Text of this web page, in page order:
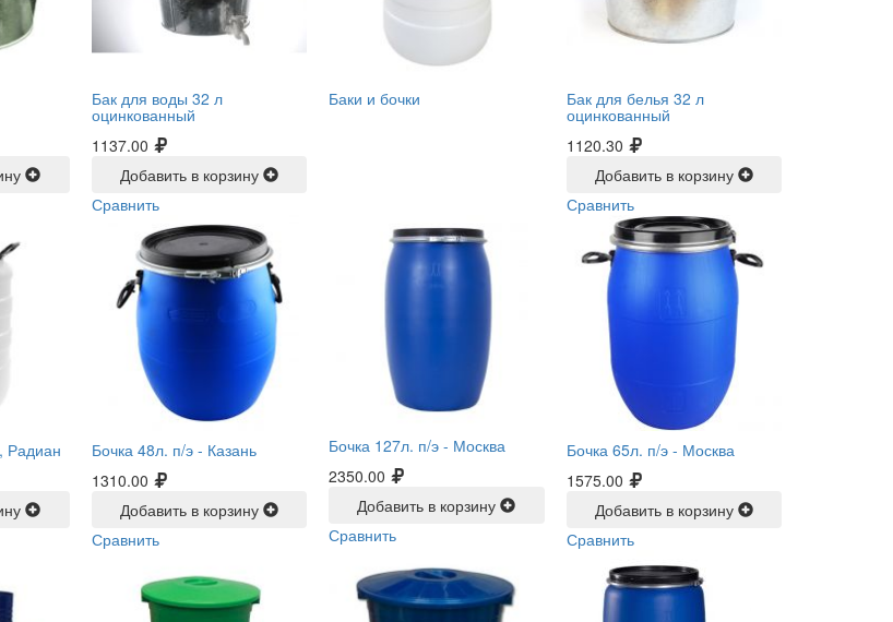
Бак для воды 32 л
оцинкованный
1137.00
Добавить в корзину
Сравнить
Баки и бочки Бак для белья 32 л
оцинкованный
1120.30
Добавить в корзину
Сравнить
Радиан
Бочка 48л. п/э - Казань
1310.00
Добавить в корзину
Сравнить
Бочка 127л. п/э - Москва
2350.00
Добавить в корзину
Сравнить
Бочка 65л. п/э - Москва
1575.00
Добавить в корзину
Сравнить